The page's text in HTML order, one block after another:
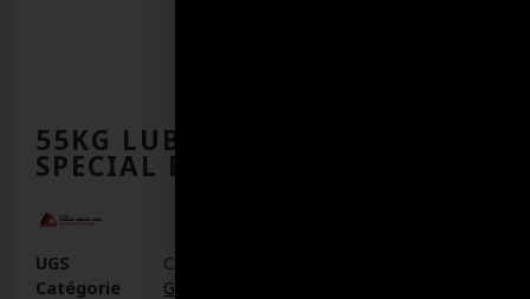
55KG LUBRI PLUS MOLY
SPECIAL EP1
UGS
C319
Catégorie
Graisses